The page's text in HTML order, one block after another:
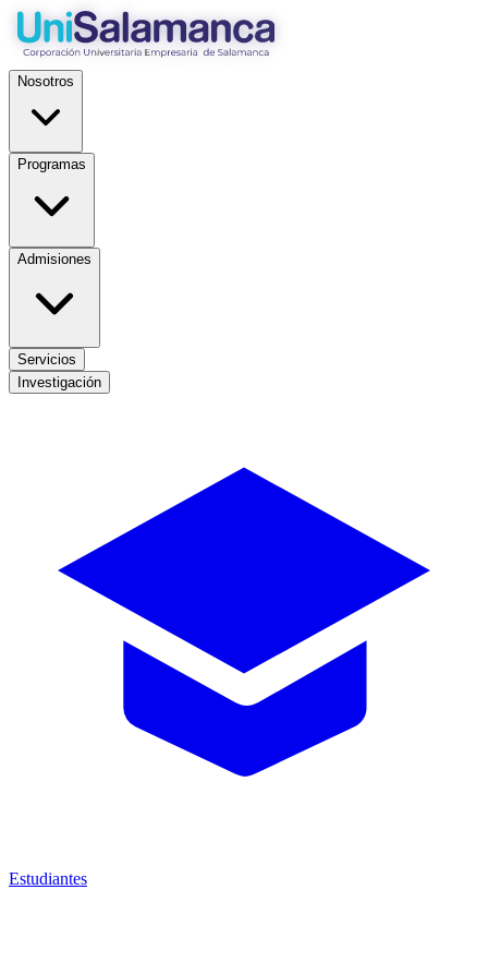
Nosotros
Programas
Admisiones
Servicios
Investigación
Estudiantes